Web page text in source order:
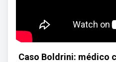
Caso Boldrini: médico